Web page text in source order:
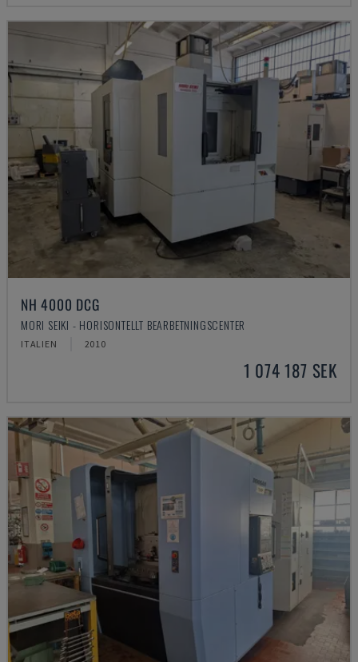
NH 4000 DCG
MORI SEIKI - HORISONTELLT BEARBETNINGSCENTER
ITALIEN 2010
1 074 187 SEK